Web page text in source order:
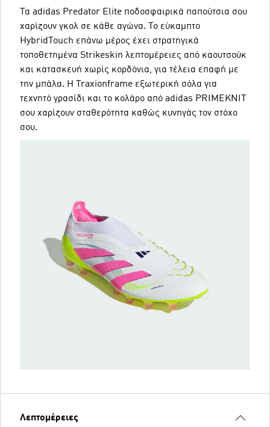
Τα adidas Predator Elite ποδοσφαιρικά παπούτσια σου
χαρίζουν γκολ σε κάθε αγώνα. Το εύκαμπτο
HybridTouch επάνω μέρος έχει στρατηγικά
τοποθετημένα Strikeskin λεπτομέρειες από καουτσούκ
και κατασκευή χωρίς κορδόνια, για τέλεια επαφή με
την μπάλα. Η Traxionframe εξωτερική σόλα για
τεχνητό γρασίδι και το κολάρο από adidas PRIMEKNIT
σου χαρίζουν σταθερότητα καθώς κυνηγάς τον στόχο
σου.
Λεπτομέρειες